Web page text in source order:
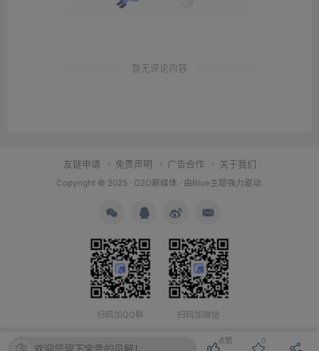
暂无评论内容
友链申请 免责声明 广告合作 关于我们
Copyright © 2025 · O2O薪媒体 · 由 Blue主题强力驱动.
扫码加QQ群 扫码加微信
欢迎您留下宝贵的见解！
点赞 0